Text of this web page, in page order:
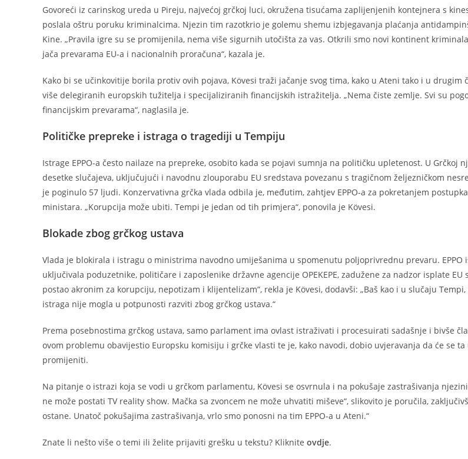
Govoreći iz carinskog ureda u Pireju, najvećoj grčkoj luci, okružena tisućama zaplijenjenih kontejnera s
poslala oštru poruku kriminalcima. Njezin tim razotkrio je golemu shemu izbjegavanja plaćanja
Kine. „Pravila igre su se promijenila, nema više sigurnih utočišta za vas. Otkrili smo novi kontinent
jača prevarama EU-a i nacionalnih proračuna“, kazala je.
Kako bi se učinkovitije borila protiv ovih pojava, Kövesi traži jačanje svog tima, kako u Ateni tako i u drugim
više delegiranih europskih tužitelja i specijaliziranih financijskih istražitelja. „Nema čiste zemlje. Svi su
financijskim prevarama“, naglasila je.
Političke prepreke i istraga o tragediji u Tempiju
Istrage EPPO-a često nailaze na prepreke, osobito kada se pojavi sumnja na političku upletenost. U Grčkoj
desetke slučajeva, uključujući i navodnu zlouporabu EU sredstava povezanu s tragičnom željezničkom
je poginulo 57 ljudi. Konzervativna grčka vlada odbila je, međutim, zahtjev EPPO-a za pokretanjem
ministara. „Korupcija može ubiti. Tempi je jedan od tih primjera“, ponovila je Kövesi.
Blokade zbog grčkog ustava
Vlada je blokirala i istragu o ministrima navodno umiješanima u spomenutu poljoprivrednu prevaru. EPPO
uključivala poduzetnike, političare i zaposlenike državne agencije OPEKEPE, zadužene za nadzor isplate EU
postao akronim za korupciju, nepotizam i klijentelizam“, rekla je Kövesi, dodavši: „Baš kao i u slučaju
istraga nije mogla u potpunosti razviti zbog grčkog ustava.“
Prema posebnostima grčkog ustava, samo parlament ima ovlast istraživati i procesuirati sadašnje i bivše
ovom problemu obavijestio Europsku komisiju i grčke vlasti te je, kako navodi, dobio uvjeravanja da će se
promijeniti.
Na pitanje o istrazi koja se vodi u grčkom parlamentu, Kövesi se osvrnula i na pokušaje zastrašivanja
ne može postati TV reality show. Mačka sa zvoncem ne može uhvatiti miševe“, slikovito je poručila,
ostane. Unatoč pokušajima zastrašivanja, vrlo smo ponosni na tim EPPO-a u Ateni.“
Znate li nešto više o temi ili želite prijaviti grešku u tekstu? Kliknite ovdje.